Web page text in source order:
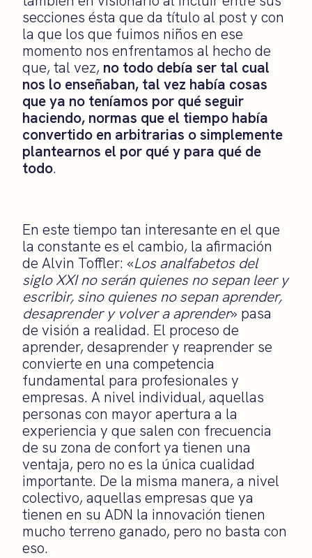
secciones ésta que da título al post y con
la que los que fuimos niños en ese
momento nos enfrentamos al hecho de
que, tal vez, no todo debía ser tal cual
nos lo enseñaban, tal vez había cosas
que ya no teníamos por qué seguir
haciendo, normas que el tiempo había
convertido en arbitrarias o simplemente
plantearnos el por qué y para qué de
todo.
En este tiempo tan interesante en el que
la constante es el cambio, la afirmación
de Alvin Toffler: «Los analfabetos del
siglo XXI no serán quienes no sepan leer y
escribir, sino quienes no sepan aprender,
desaprender y volver a aprender» pasa
de visión a realidad. El proceso de
aprender, desaprender y reaprender se
convierte en una competencia
fundamental para profesionales y
empresas. A nivel individual, aquellas
personas con mayor apertura a la
experiencia y que salen con frecuencia
de su zona de confort ya tienen una
ventaja, pero no es la única cualidad
importante. De la misma manera, a nivel
colectivo, aquellas empresas que ya
tienen en su ADN la innovación tienen
mucho terreno ganado, pero no basta con
eso.